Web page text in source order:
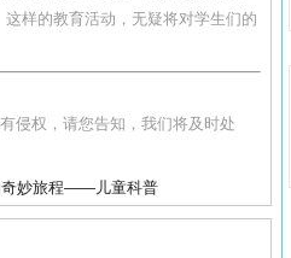
样的教育活动，无疑将对学生们的
侵权，请您告知，我们将及时处
奇妙旅程——儿童科普